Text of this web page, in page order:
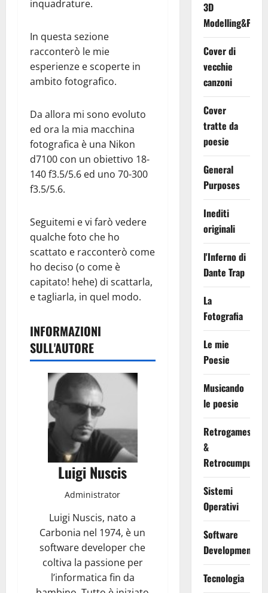
inquadrature.
In questa sezione
racconterò le mie
esperienze e scoperte in
ambito fotografico.
Da allora mi sono evoluto
ed ora la mia macchina
fotografica è una Nikon
d7100 con un obiettivo 18-
140 f3.5/5.6 ed uno 70-300
f3.5/5.6.
Seguitemi e vi farò vedere
qualche foto che ho
scattato e racconterò come
ho deciso (o come è
capitato! hehe) di scattarla,
e tagliarla, in quel modo.
INFORMAZIONI
SULL'AUTORE
Luigi Nuscis
Administrator
Luigi Nuscis, nato a
Carbonia nel 1974, è un
software developer che
coltiva la passione per
l’informatica fin da
3D
Cover di
vecchie
canzoni
Cover
tratte da
poesie
General
Purposes
Inediti
originali
l'Inferno di
Dante Trap
La
Fotografia
Le mie
Poesie
Musicando
le poesie
Retrogames
&
Retrocumputing
Sistemi
Operativi
Software
Development
Tecnologia